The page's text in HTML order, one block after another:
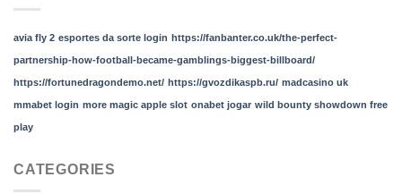
avia fly 2 esportes da sorte login https://fanbanter.co.uk/the-perfect-
partnership-how-football-became-gamblings-biggest-billboard/
https://fortunedragondemo.net/ https://gvozdikaspb.ru/ madcasino uk
mmabet login more magic apple slot onabet jogar wild bounty showdown free
play
CATEGORIES